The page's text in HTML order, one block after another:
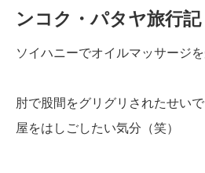
ンコク・パタヤ旅行記
ソイハニーでオイルマッサージを
肘で股間をグリグリされたせい
屋をはしごしたい気分（笑）